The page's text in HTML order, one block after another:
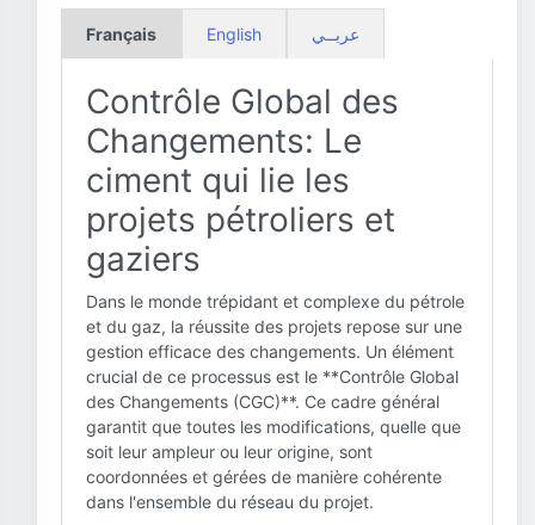
Français English عربــي
Contrôle Global des
Changements: Le
ciment qui lie les
projets pétroliers et
gaziers
Dans le monde trépidant et complexe du pétrole
et du gaz, la réussite des projets repose sur une
gestion efficace des changements. Un élément
crucial de ce processus est le **Contrôle Global
des Changements (CGC)**. Ce cadre général
garantit que toutes les modifications, quelle que
soit leur ampleur ou leur origine, sont
coordonnées et gérées de manière cohérente
dans l'ensemble du réseau du projet.